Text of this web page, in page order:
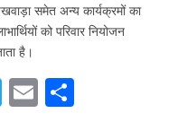
समेत अन्य कार्यक्रमों का
को परिवार नियोजन
है।
T E S